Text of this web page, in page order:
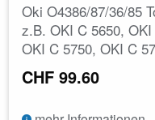
Oki O4386/87/36/85
z.B. OKI C 5650,
OKI C 5750, OKI C
CHF 99.60